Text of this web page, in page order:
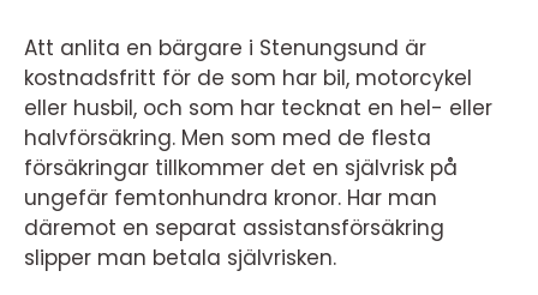
Att anlita en bärgare i Stenungsund är
kostnadsfritt för de som har bil, motorcykel
eller husbil, och som har tecknat en hel- eller
halvförsäkring. Men som med de flesta
försäkringar tillkommer det en självrisk på
ungefär femtonhundra kronor. Har man
däremot en separat assistansförsäkring
slipper man betala självrisken.